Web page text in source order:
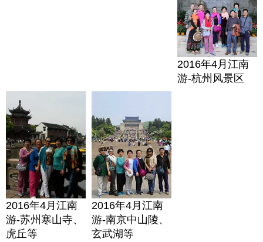
2016年4月江南
游-杭州风景区
2016年4月江南
游-苏州寒山寺、
虎丘等
2016年4月江南
游-南京中山陵、
玄武湖等